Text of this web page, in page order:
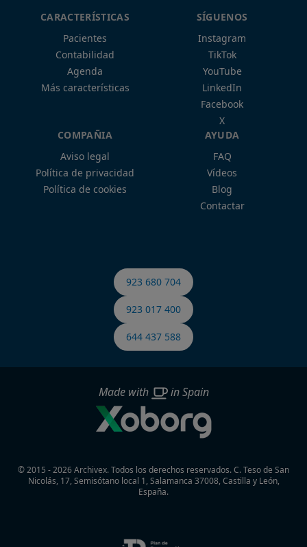
CARACTERÍSTICAS
Pacientes
Contabilidad
Agenda
Más características
SÍGUENOS
Instagram
TikTok
YouTube
LinkedIn
Facebook
X
COMPAÑIA
Aviso legal
Política de privacidad
Política de cookies
AYUDA
FAQ
Vídeos
Blog
Contactar
923 680 704
923 017 400
644 437 588
Made with in Spain
© 2015 - 2026 Archivex. Todos los derechos reservados.C. Teso de San
Nicolás, 17, Semisótano local 1, Salamanca 37008, Castilla y León,
España.